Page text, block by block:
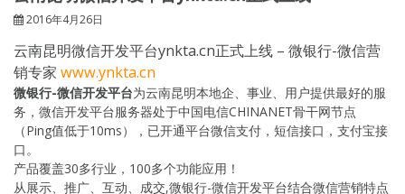
2016年4月26日
云南昆明微信开发平台ynkta.cn正式上线 – 微银行-微信营
销专家 www.ynkta.cn
微银行-微信开发平台为云南昆明本地企、事业、用户提供最好的服
务，微信开发平台服务器处于中国电信CHINANET骨干网节点
（Ping值低于10ms），已开通平台微信支付，短信接口，支付宝接
口。
产品覆盖30多行业，100多个功能应用！
从展示、推广、互动、成交,微银行-微信开发平台结合微信营销特点